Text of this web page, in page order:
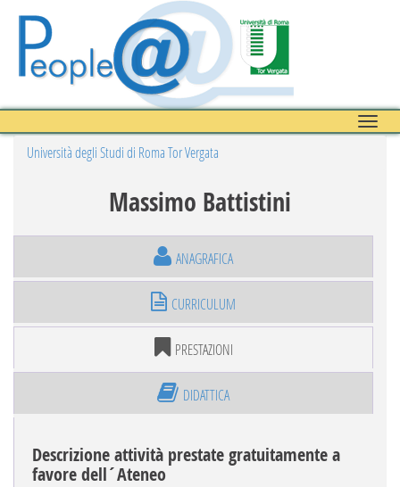
Toggle
Università degli Studi di Roma Tor Vergata
Massimo Battistini
ANAGRAFICA
CURRICULUM
PRESTAZIONI
DIDATTICA
Descrizione attività prestate gratuitamente a
favore dell´Ateneo